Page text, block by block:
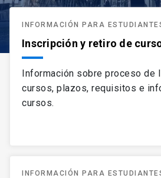
INFORMACIÓN PARA
Inscripción y retiro de
Información sobre proceso de
cursos, plazos, requisitos e
cursos.
INFORMACIÓN PARA